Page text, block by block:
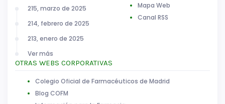
215, marzo de 2025
214, febrero de 2025
213, enero de 2025
Ver más
Mapa Web
Canal RSS
OTRAS WEBS CORPORATIVAS
Colegio Oficial de Farmacéuticos de Madrid
Blog COFM